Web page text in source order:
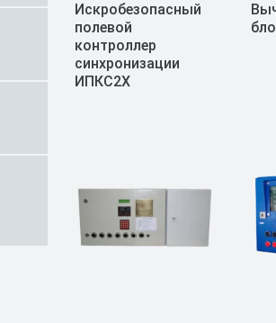
Искробезопасный
полевой
контроллер
синхронизации
ИПКС2Х